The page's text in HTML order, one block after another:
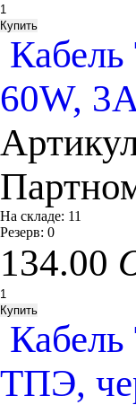
60W,
На складе: 11
Резерв: 0
134.00
ТПЭ,